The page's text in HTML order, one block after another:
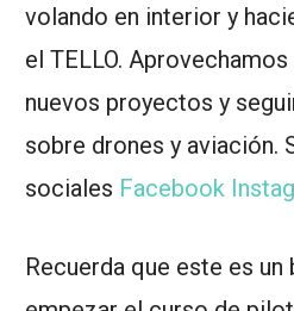
volando en interior y
el TELLO.
nuevos proyectos y
sobre drones y aviación.
sociales Facebook
Recuerda que este es